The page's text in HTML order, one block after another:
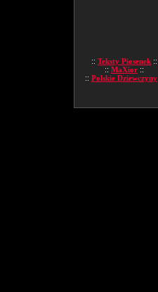
:: Teksty Piosenek ::
:: MaXior ::
:: Polskie Dziewczyny